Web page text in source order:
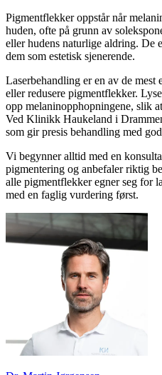
Pigmentflekker oppstår når
huden, ofte på grunn av
eller hudens naturlige aldring. De
dem som estetisk sjenerende.
Laserbehandling er en av de
eller redusere pigmentflekker.
opp melaninopphopningene, slik
Ved Klinikk Haukeland i
som gir presis behandling med
Vi begynner alltid med en
pigmentering og anbefaler riktig
alle pigmentflekker egner seg for
med en faglig vurdering først.